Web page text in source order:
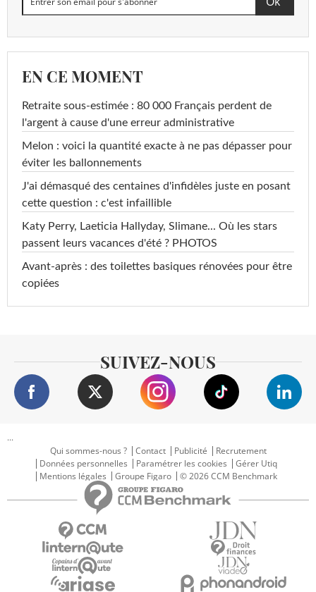
EN CE MOMENT
Retraite sous-estimée : 80 000 Français perdent de
l'argent à cause d'une erreur administrative
Melon : voici la quantité exacte à ne pas dépasser pour
éviter les ballonnements
J'ai démasqué des centaines d'infidèles juste en posant
cette question : c'est infaillible
Katy Perry, Laeticia Hallyday, Slimane... Où les stars
passent leurs vacances d'été ? PHOTOS
Avant-après : des toilettes basiques rénovées pour être
copiées
SUIVEZ-NOUS
...
Qui sommes-nous ?
Contact Publicité
Recrutement
Données personnelles
Paramétrer les cookies
Gérer Utiq
Mentions légales
Groupe Figaro © 2026 CCM Benchmark